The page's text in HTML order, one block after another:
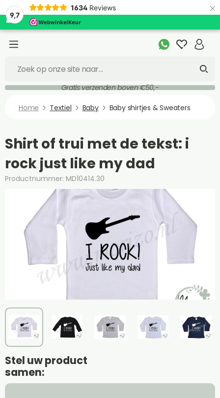
9,7
1634 Reviews ×
Gratis verzenden boven €50,-
Home Textiel Baby Baby shirtjes & Sweaters
Shirt of trui met de tekst: i
rock just like my dad
Productnummer: MD10414.30
Stel uw product
samen: